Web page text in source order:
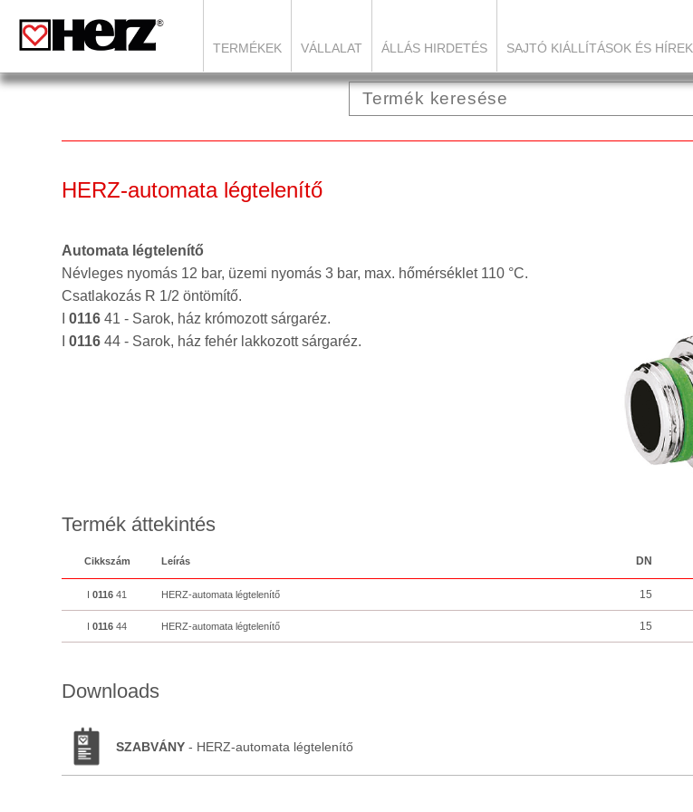
TERMÉKEK VÁLLALAT ÁLLÁS HIRDETÉS SAJTÓ KIÁLLÍTÁSOK ÉS HÍREK
HERZ-automata légtelenítő
Automata légtelenítő
Névleges nyomás 12 bar, üzemi nyomás 3 bar, max. hőmérséklet 110 °C.
Csatlakozás R 1/2 öntömítő.
0116 41 - Sarok, ház krómozott sárgaréz.
0116 44 - Sarok, ház fehér lakkozott sárgaréz.
Termék áttekintés
Cikkszám Leírás DN
I 0116 41 HERZ-automata légtelenítő 15
I 0116 44 HERZ-automata légtelenítő 15
Downloads
SZABVÁNY - HERZ-automata légtelenítő